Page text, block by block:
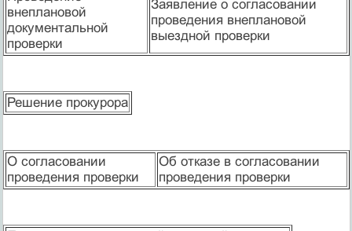
внеплановой
документальной
проверки
Заявление о согласовании
проведения внеплановой
выездной проверки
Решение прокурора
О согласовании
проведения проверки
Об отказе в согласовании
проведения проверки